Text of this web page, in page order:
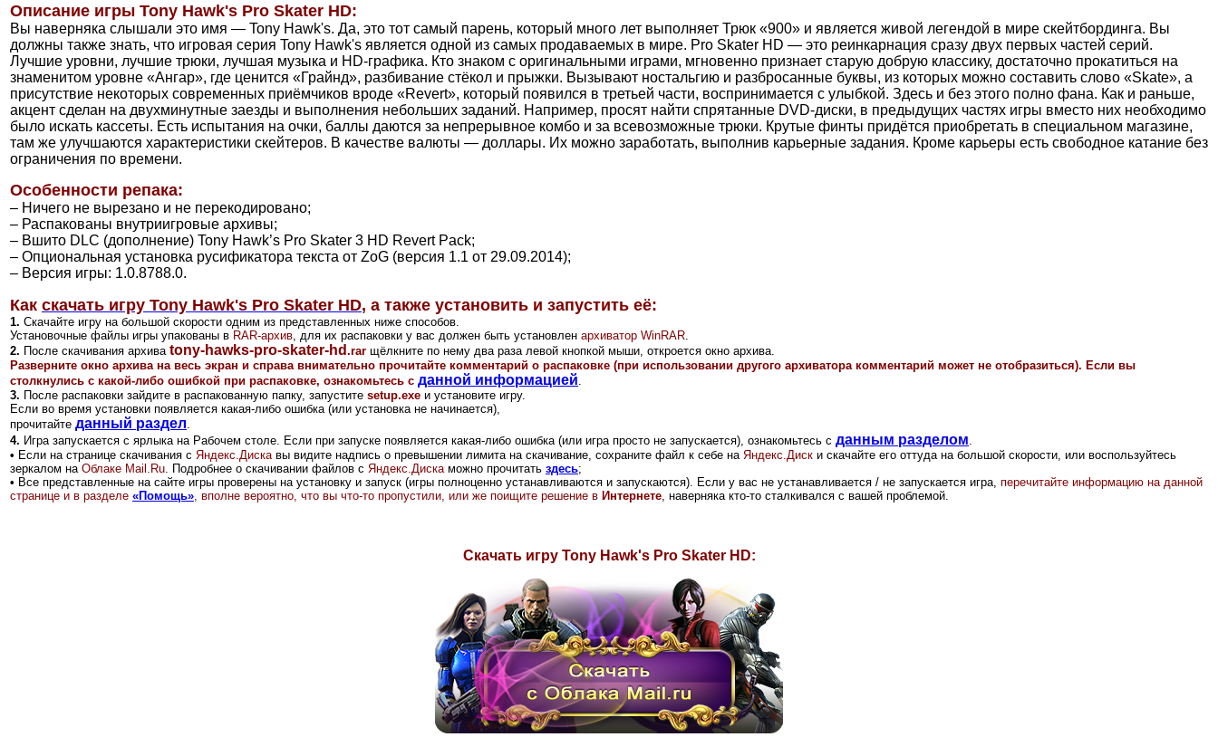
Описание игры Tony Hawk's Pro Skater HD:
Вы наверняка слышали это имя — Tony Hawk's. Да, это тот самый парень, который много лет выполняет Трюк «900» и является живой легендой в мире скейтбординга. Вы
должны также знать, что игровая серия Tony Hawk's является одной из самых продаваемых в мире. Pro Skater HD — это реинкарнация сразу двух первых частей серий.
Лучшие уровни, лучшие трюки, лучшая музыка и HD-графика. Кто знаком с оригинальными играми, мгновенно признает старую добрую классику, достаточно прокатиться на
знаменитом уровне «Ангар», где ценится «Грайнд», разбивание стёкол и прыжки. Вызывают ностальгию и разбросанные буквы, из которых можно составить слово «Skate», а
присутствие некоторых современных приёмчиков вроде «Revert», который появился в третьей части, воспринимается с улыбкой. Здесь и без этого полно фана. Как и раньше,
акцент сделан на двухминутные заезды и выполнения небольших заданий. Например, просят найти спрятанные DVD-диски, в предыдущих частях игры вместо них необходимо
было искать кассеты. Есть испытания на очки, баллы даются за непрерывное комбо и за всевозможные трюки. Крутые финты придётся приобретать в специальном магазине,
там же улучшаются характеристики скейтеров. В качестве валюты — доллары. Их можно заработать, выполнив карьерные задания. Кроме карьеры есть свободное катание без
ограничения по времени.
Особенности репака:
– Ничего не вырезано и не перекодировано;
– Распакованы внутриигровые архивы;
– Вшито DLC (дополнение) Tony Hawk’s Pro Skater 3 HD Revert Pack;
– Опциональная установка русификатора текста от ZoG (версия 1.1 от 29.09.2014);
– Версия игры: 1.0.8788.0.
Как скачать игру Tony Hawk's Pro Skater HD, а также установить и запустить её:
1. Скачайте игру на большой скорости одним из представленных ниже способов.
Установочные файлы игры упакованы в RAR-архив , для их распаковки у вас должен быть установлен архиватор WinRAR
2. После скачивания архива tony-hawks-pro-skater-hd .rar щёлкните по нему два раза левой кнопкой мыши, откроется окно архива.
Разверните окно архива на весь экран и справа внимательно прочитайте комментарий о распаковке (при использовании другого архиватора комментарий может не отобразиться). Если вы
столкнулись с какой-либо ошибкой при распаковке, ознакомьтесь с данной информацией
3. После распаковки зайдите в распакованную папку, запустите setup.exe и установите игру.
Если во время установки появляется какая-либо ошибка (или установка не начинается),
прочитайте данный раздел
4. Игра запускается с ярлыка на Рабочем столе. Если при запуске появляется какая-либо ошибка (или игра просто не запускается), ознакомьтесь с данным разделом
• Если на странице скачивания с Яндекс.Диска вы видите надпись о превышении лимита на скачивание, сохраните файл к себе на Яндекс.Диск и скачайте его оттуда на большой скорости, или воспользуйтесь
зеркалом на Облаке Mail.Ru Подробнее о скачивании файлов с Яндекс.Диска можно прочитать здесь;
• Все представленные на сайте игры проверены на установку и запуск (игры полноценно устанавливаются и запускаются). Если у вас не устанавливается / не запускается игра, перечитайте информацию на данной
странице и в разделе «Помощь» , вполне вероятно, что вы что-то пропустили, или же поищите решение в Интернете , наверняка кто-то сталкивался с вашей проблемой.
Скачать игру Tony Hawk's Pro Skater HD: